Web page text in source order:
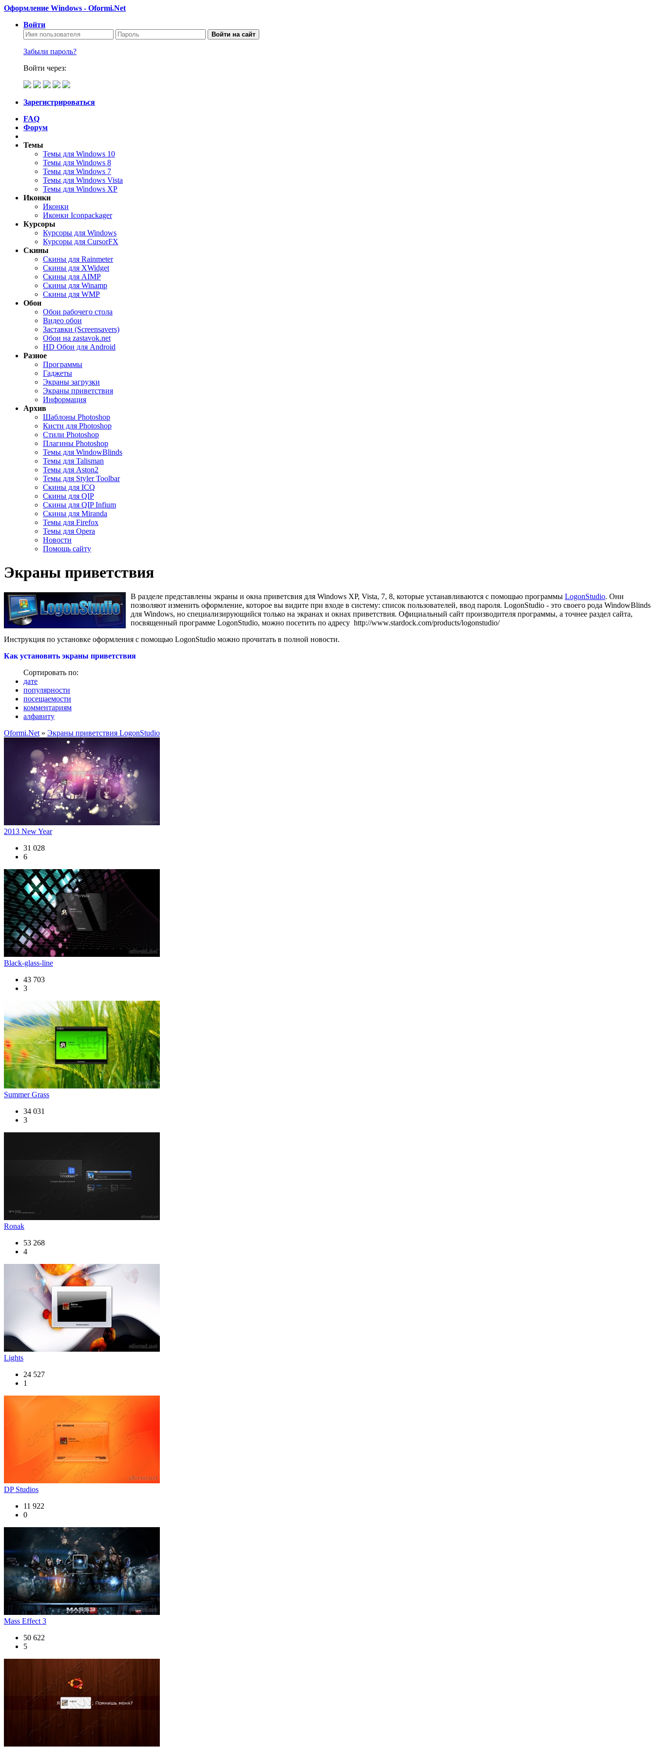
Оформление Windows - Oformi.Net
Войти
Войти на сайт
Забыли пароль?
Войти через:
Зарегистрироваться
FAQ
Форум
Темы
Темы для Windows 10
Темы для Windows 8
Темы для Windows 7
Темы для Windows Vista
Темы для Windows XP
Иконки
Иконки
Иконки Iconpackager
Курсоры
Курсоры для Windows
Курсоры для CursorFX
Скины
Скины для Rainmeter
Скины для XWidget
Скины для AIMP
Скины для Winamp
Скины для WMP
Обои
Обои рабочего стола
Видео обои
Заставки (Screensavers)
Обои на zastavok.net
HD Обои для Android
Разное
Программы
Гаджеты
Экраны загрузки
Экраны приветствия
Информация
Архив
Шаблоны Photoshop
Кисти для Photoshop
Стили Photoshop
Плагины Photoshop
Темы для WindowBlinds
Темы для Talisman
Темы для Aston2
Темы для Styler Toolbar
Скины для ICQ
Скины для QIP
Скины для QIP Infium
Скины для Miranda
Темы для Firefox
Темы для Opera
Новости
Помощь сайту
Экраны приветствия
В разделе представлены экраны и окна приветсвия для Windows XP, Vista, 7, 8, которые устанавливаются с помощью программы LogonStudio. Они
позволяют изменить оформление, которое вы видите при входе в систему: список пользователей, ввод пароля. LogonStudio - это своего рода WindowBlinds
для Windows, но специализирующийся только на экранах и окнах приветствия. Официальный сайт производителя программы, а точнее раздел сайта,
посвященный программе LogonStudio, можно посетить по адресу http://www.stardock.com/products/logonstudio/
Инструкция по установке оформления с помощью LogonStudio можно прочитать в полной новости.
Как установить экраны приветствия
Сортировать по:
дате
популярности
посещаемости
комментариям
алфавиту
Oformi.Net » Экраны приветствия LogonStudio
2013 New Year
31 028
6
Black-glass-line
43 703
3
Summer Grass
34 031
3
Ronak
53 268
4
Lights
24 527
1
DP Studios
11 922
0
Mass Effect 3
50 622
5